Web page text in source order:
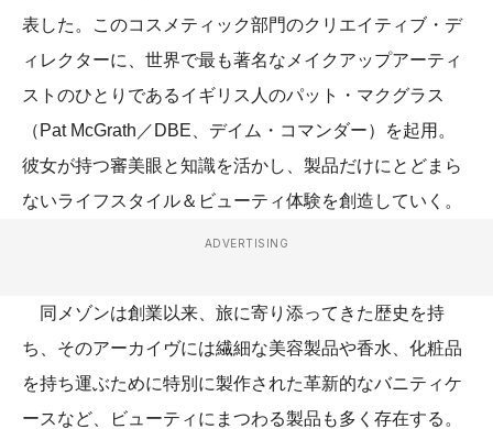
表した。このコスメティック部門のクリエイティブ・デ
ィレクターに、世界で最も著名なメイクアップアーティ
ストのひとりであるイギリス人のパット・マクグラス
（Pat McGrath／DBE、デイム・コマンダー）を起用。
彼女が持つ審美眼と知識を活かし、製品だけにとどまら
ないライフスタイル＆ビューティ体験を創造していく。
ADVERTISING
同メゾンは創業以来、旅に寄り添ってきた歴史を持
ち、そのアーカイヴには繊細な美容製品や香水、化粧品
を持ち運ぶために特別に製作された革新的なバニティケ
ースなど、ビューティにまつわる製品も多く存在する。